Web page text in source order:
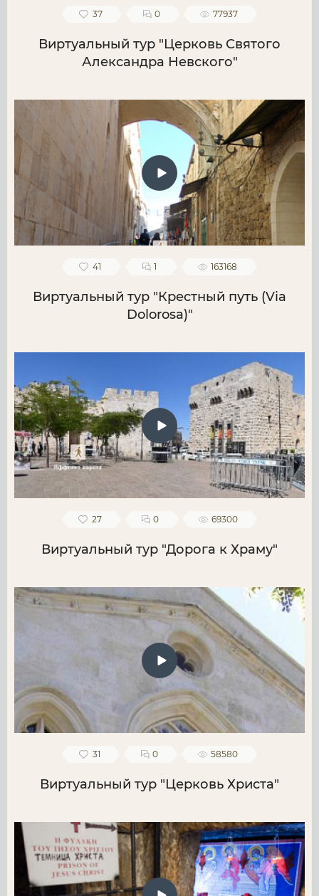
37 0 77937
Виртуальный тур "Церковь Святого
Александра Невского"
41 1 163168
Виртуальный тур "Крестный путь (Via
Dolorosa)"
27 0 69300
Виртуальный тур "Дорога к Храму"
31 0 58580
Виртуальный тур "Церковь Христа"